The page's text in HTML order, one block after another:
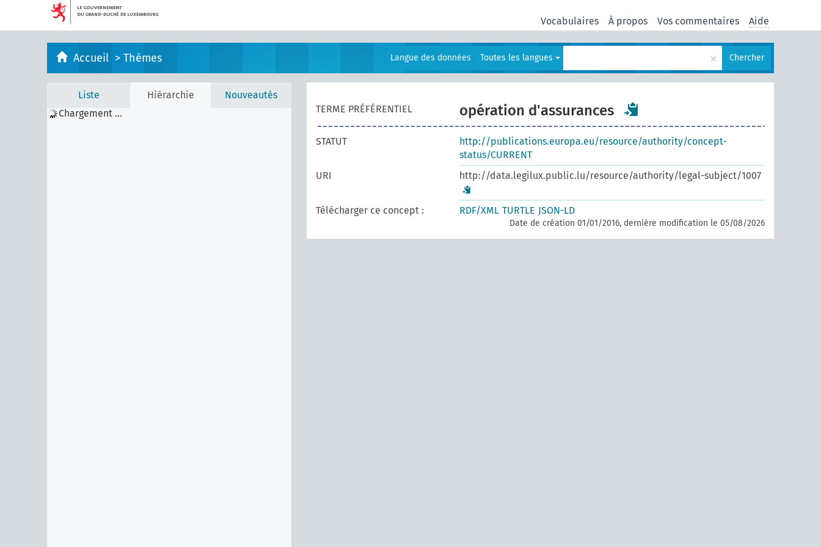
Vocabulaires À propos Vos commentaires Aide
Accueil > Thèmes Langue des données Toutes les langues × Chercher
Liste Hiérarchie
Nouveautés
Chargement ...
TERME PRÉFÉRENTIEL opération d'assurances
STATUT
http://publications.europa.eu/resource/authority/concept-
status/CURRENT
URI
http://data.legilux.public.lu/resource/authority/legal-subject/1007
Télécharger ce concept : RDF/XML TURTLE JSON-LD
Date de création 01/01/2016, dernière modification le 05/08/2026